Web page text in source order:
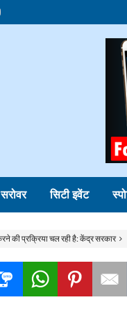
सिटी इवेंट
की प्रक्रिया चल रही है: केंद्र सरकार